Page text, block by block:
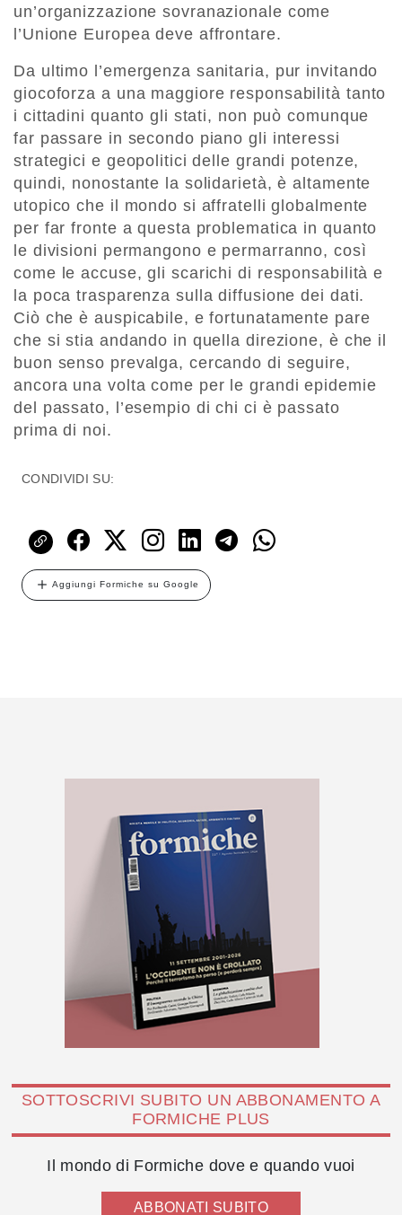
un’organizzazione sovranazionale come
l’Unione Europea deve affrontare.
Da ultimo l’emergenza sanitaria, pur invitando
giocoforza a una maggiore responsabilità tanto
i cittadini quanto gli stati, non può comunque
far passare in secondo piano gli interessi
strategici e geopolitici delle grandi potenze,
quindi, nonostante la solidarietà, è altamente
utopico che il mondo si affratelli globalmente
per far fronte a questa problematica in quanto
le divisioni permangono e permarranno, così
come le accuse, gli scarichi di responsabilità e
la poca trasparenza sulla diffusione dei dati.
Ciò che è auspicabile, e fortunatamente pare
che si stia andando in quella direzione, è che il
buon senso prevalga, cercando di seguire,
ancora una volta come per le grandi epidemie
del passato, l’esempio di chi ci è passato
prima di noi.
CONDIVIDI SU:
Aggiungi Formiche su Google
SOTTOSCRIVI SUBITO UN ABBONAMENTO A
FORMICHE PLUS
Il mondo di Formiche dove e quando vuoi
ABBONATI SUBITO